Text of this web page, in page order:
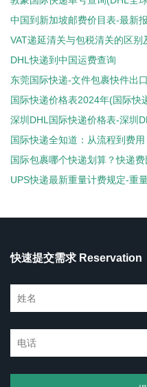
中国到新加坡邮费价目表-最新
VAT递延清关与包税清关的区别
DHL快递到中国运费查询
东莞国际快递-文件包裹快件出口
国际快递价格表2024年(国际快
深圳DHL国际快递价格表-深圳
国际快递全知道：从流程到费用
国际包裹哪个快递划算？快递费
UPS快递最新重量计费规定-重量
快速提交需求 Reservation